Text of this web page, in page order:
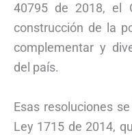
40795 de 2018, el
construcción de la
complementar y
del país.
Esas resoluciones
Ley 1715 de 2014,